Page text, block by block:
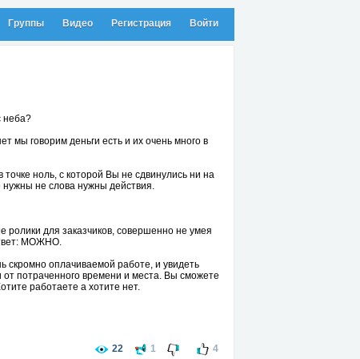
Группы Видео Регистрация Войти
неба?
мы говорим деньги есть и их очень много в
ноль, c которой Вы не сдвинулись ни на
нужны не слова нужны действия.
ролики для заказчиков, совершенно не умея
МОЖНО.
скромно оплачиваемой работе, и увидеть
потраченного времени и места. Вы сможете
работаете а хотите нет.
22 1 4